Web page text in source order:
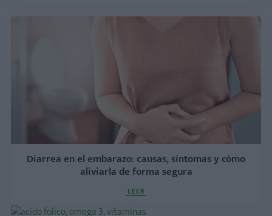
Diarrea en el embarazo: causas, síntomas y cómo
aliviarla de forma segura
LEER